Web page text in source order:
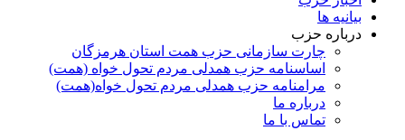
بیانیه ها
درباره حزب
چارت سازمانی حزب همت استان هرمزگان
اساسنامه حزب همدلی مردم تحول خواه (همت)
مرامنامه حزب همدلی مردم تحول خواه(همت)
درباره ما
تماس با ما